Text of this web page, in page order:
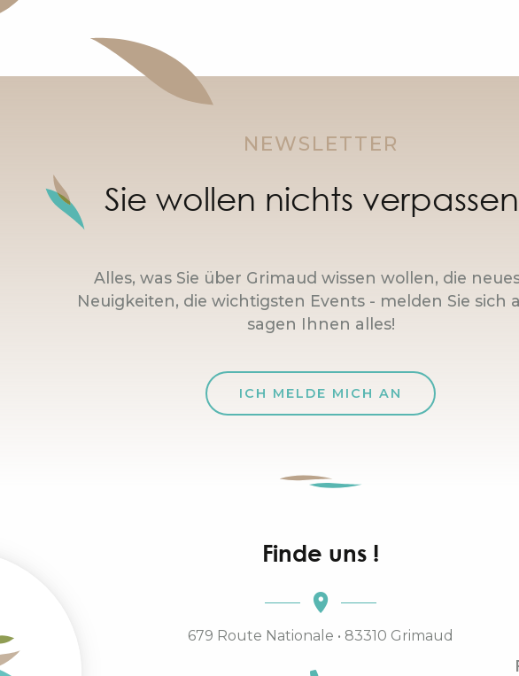
NEWSLETTER
Sie wollen nichts
Alles, was Sie über Grimaud wissen wollen, die
Neuigkeiten, die wichtigsten Events - melden Sie sich
sagen Ihnen alles!
ICH MELDE MICH AN
Finde uns !
679 Route Nationale • 83310 Grimaud